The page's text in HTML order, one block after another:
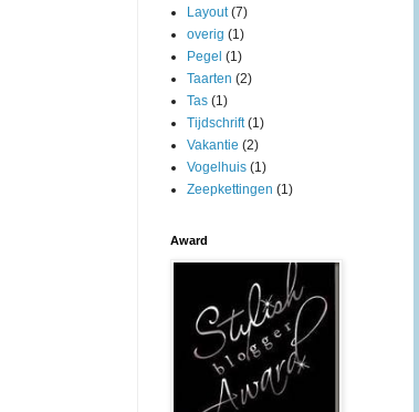
Layout (7)
overig (1)
Pegel (1)
Taarten (2)
Tas (1)
Tijdschrift (1)
Vakantie (2)
Vogelhuis (1)
Zeepkettingen (1)
Award